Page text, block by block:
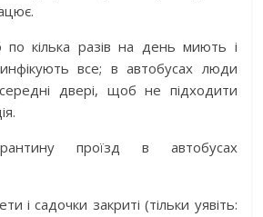
кілька разів на день миють і
все; в автобусах люди
двері, щоб не підходити
проїзд в автобусах
і садочки закриті (тільки уявіть: